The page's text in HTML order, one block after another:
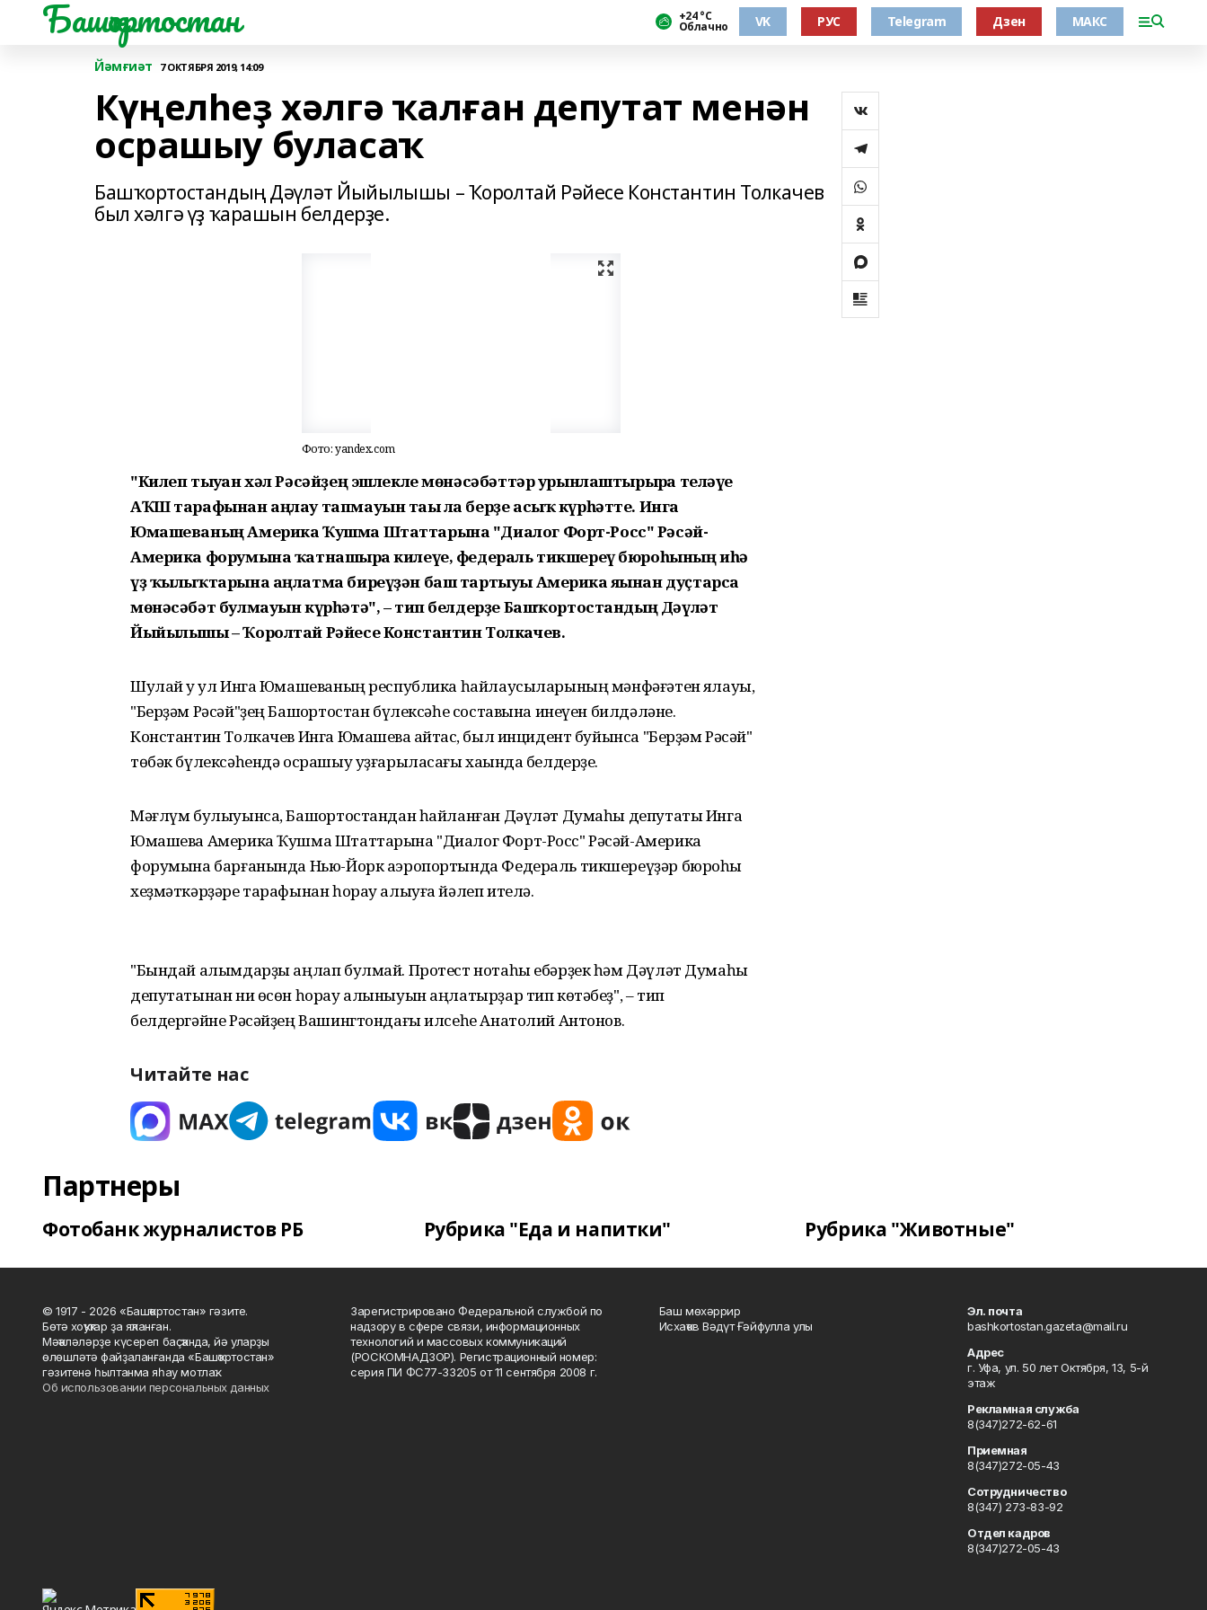
Башҡортостан +24 °С
Облачно VK РУС Telegram Дзен МАКС
Йәмғиәт 7 ОКТЯБРЯ 2019, 14:09
Күңелһеҙ хәлгә ҡалған депутат менән
осрашыу буласаҡ
Башҡортостандың Дәүләт Йыйылышы – Ҡоролтай Рәйесе Константин Толкачев
был хәлгә үҙ ҡарашын белдерҙе.
Фото: yandex.com
"Килеп тыуған хәл Рәсәйҙең эшлекле мөнәсәбәттәр урынлаштырырға теләүе
АҠШ тарафынан аңлау тапмауын тағы ла берҙе асыҡ күрһәтте. Инга
Юмашеваның Америка Ҡушма Штаттарына "Диалог Форт-Росс" Рәсәй-
Америка форумына ҡатнашырға килеүе, федераль тикшереү бюроһының иһә
үҙ ҡылыҡтарына аңлатма биреүҙән баш тартыуы Америка яғынан дуҫтарса
мөнәсәбәт булмауын күрһәтә", – тип белдерҙе Башҡортостандың Дәүләт
Йыйылышы – Ҡоролтай Рәйесе Константин Толкачев.
Шулай уҡ ул Инга Юмашеваның республика һайлаусыларының мәнфәғәтен яҡлауы,
"Берҙәм Рәсәй"ҙең Башҡортостан бүлексәһе составына инеүен билдәләне.
Константин Толкачев Инга Юмашева ҡайтҡас, был инцидент буйынса "Берҙәм Рәсәй"
төбәк бүлексәһендә осрашыу уҙғарыласағы хаҡында белдерҙе.
Мәғлүм булыуынса, Башҡортостандан һайланған Дәүләт Думаһы депутаты Инга
Юмашева Америка Ҡушма Штаттарына "Диалог Форт-Росс" Рәсәй-Америка
форумына барғанында Нью-Йорк аэропортында Федераль тикшереүҙәр бюроһы
хеҙмәткәрҙәре тарафынан һорау алыуға йәлеп ителә.
"Бындай алымдарҙы аңлап булмай. Протест нотаһы ебәрҙек һәм Дәүләт Думаһы
депутатынан ни өсөн һорау алыныуын аңлатырҙар тип көтәбеҙ", – тип
белдергәйне Рәсәйҙең Вашингтондағы илсеһе Анатолий Антонов.
Читайте нас
Партнеры
Фотобанк журналистов РБ Рубрика "Еда и напитки" Рубрика "Животные"
© 1917 - 2026 «Башҡортостан» гәзите.
Бөтә хоҡуҡтар ҙа яҡланған.
Мәҡәләләрҙе күсереп баҫҡанда, йә уларҙы
өлөшләтә файҙаланғанда «Башҡортостан»
гәзитенә һылтанма яһау мотлаҡ.
Об использовании персональных данных
Зарегистрировано Федеральной службой по
надзору в сфере связи, информационных
технологий и массовых коммуникаций
(РОСКОМНАДЗОР). Регистрационный номер:
серия ПИ ФС77-33205 от 11 сентября 2008 г.
Баш мөхәррир
Исхаҡов Вәдүт Ғәйфулла улы
Эл. почта
bashkortostan.gazeta@mail.ru
Адрес
г. Уфа, ул. 50 лет Октября, 13, 5-й
этаж
Рекламная служба
8(347)272-62-61
Приемная
8(347)272-05-43
Сотрудничество
8(347) 273-83-92
Отдел кадров
8(347)272-05-43